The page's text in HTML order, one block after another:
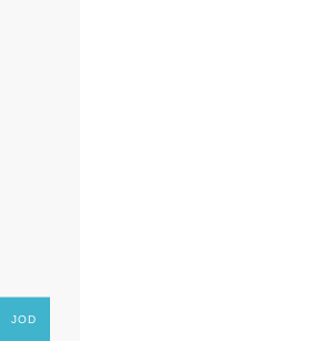
JOD